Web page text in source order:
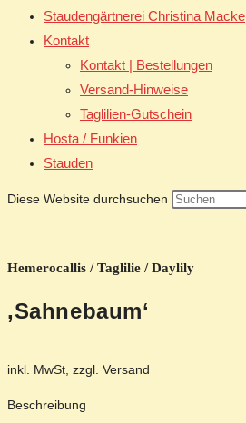
Staudengärtnerei Christina Macke
Kontakt
Kontakt | Bestellungen
Versand-Hinweise
Taglilien-Gutschein
Hosta / Funkien
Stauden
Diese Website durchsuchen
Hemerocallis / Taglilie / Daylily
‚Sahnebaum‘
inkl. MwSt, zzgl. Versand
Beschreibung